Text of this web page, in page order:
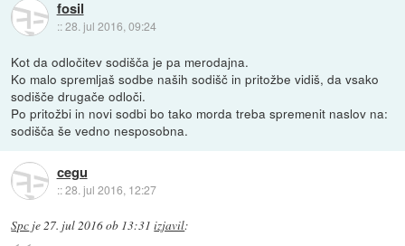
fosil
::28. jul 2016, 09:24
Kot da odločitev sodišča je pa merodajna.
Ko malo spremljaš sodbe naših sodišč in pritožbe vidiš, da vsako
sodišče drugače odloči.
Po pritožbi in novi sodbi bo tako morda treba spremenit naslov na:
sodišča še vedno nesposobna.
cegu
::28. jul 2016, 12:27
Spc je27. jul 2016 ob 13:31 izjavil: